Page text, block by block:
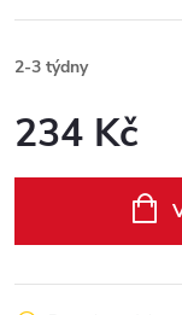
2-3 týdny
234 Kč